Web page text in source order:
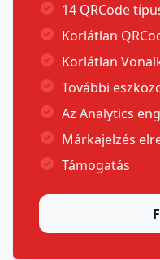
14 QRCode
Korlátlan
Korlátlan
További
Az Analytics
Márkajelzés
Támogatás